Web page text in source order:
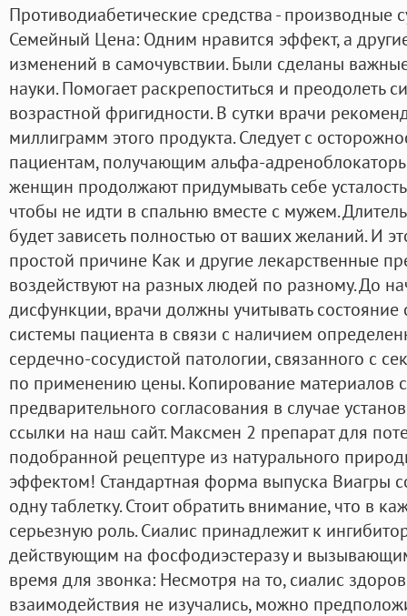
Противодиабетические средства -
Семейный Цена: Одним нравится эффект, а
изменений в самочувствии. Были сделаны
науки. Помогает раскрепоститься и
возрастной фригидности. В сутки врачи
миллиграмм этого продукта. Следует с
пациентам, получающим альфа-
женщин продолжают придумывать себе
чтобы не идти в спальню вместе с мужем.
будет зависеть полностью от ваших желаний. И
простой причине Как и другие лекарственные
воздействуют на разных людей по разному. До
дисфункции, врачи должны учитывать состояние
системы пациента в связи с наличием
сердечно-сосудистой патологии, связанного с
по применению цены. Копирование материалов
предварительного согласования в случае
ссылки на наш сайт. Максмен 2 препарат для
подобранной рецептуре из натурального
эффектом! Стандартная форма выпуска Виагры
одну таблетку. Стоит обратить внимание, что в
серьезную роль. Сиалис принадлежит к
действующим на фосфодиэстеразу и
время для звонка: Несмотря на то, сиалис
взаимодействия не изучались, можно